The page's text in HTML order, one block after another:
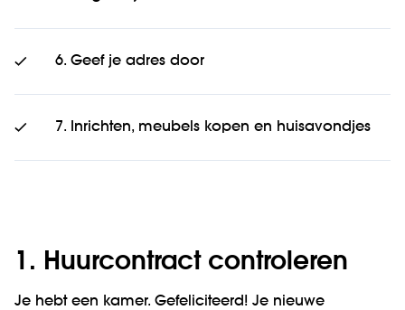
6. Geef je adres door
7. Inrichten, meubels kopen en huisavondjes
1. Huurcontract controleren
Je hebt een kamer. Gefeliciteerd! Je nieuwe